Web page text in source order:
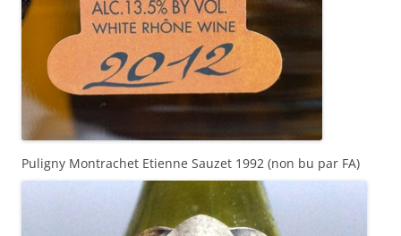
Puligny Montrachet Etienne Sauzet 1992 (non bu par FA)